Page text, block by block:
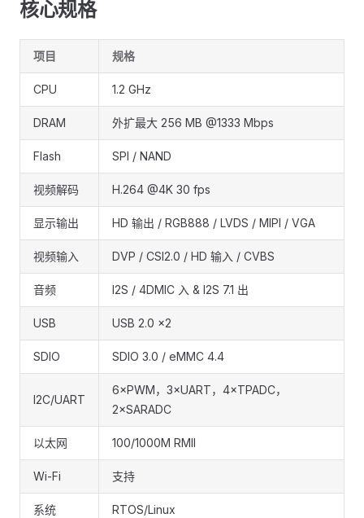
核心规格
项目 规格
CPU 1.2 GHz
DRAM 外扩最大 256 MB @1333 Mbps
Flash SPI / NAND
视频解码 H.264 @4K 30 fps
显示输出 HD 输出 / RGB888 / LVDS / MIPI / VGA
视频输入 DVP / CSI2.0 / HD 输入 / CVBS
音频 I2S / 4DMIC 入 & I2S 7.1 出
USB USB 2.0 ×2
SDIO SDIO 3.0 / eMMC 4.4
I2C/UART
6×PWM，3×UART，4×TPADC，
2×SARADC
以太网 100/1000M RMII
Wi-Fi 支持
系统 RTOS/Linux